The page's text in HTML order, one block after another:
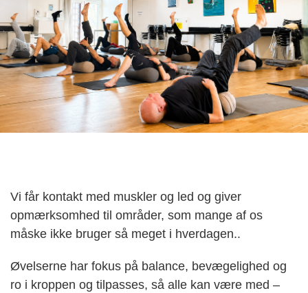
Vi får kontakt med muskler og led og giver
opmærksomhed til områder, som mange af os
måske ikke bruger så meget i hverdagen..
Øvelserne har fokus på balance, bevægelighed og
ro i kroppen og tilpasses, så alle kan være med –